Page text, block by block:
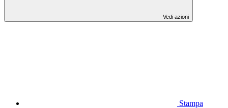
Vedi azioni
Stampa